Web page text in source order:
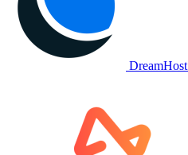
DreamHost